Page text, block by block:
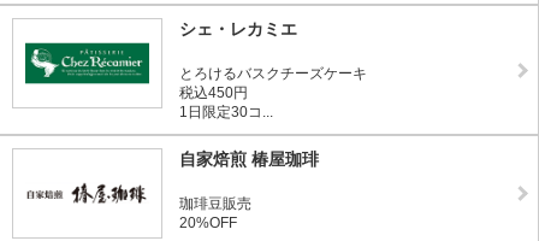
シェ・レカミエ
とろけるバスクチーズケーキ
税込450円
1日限定30コ...
自家焙煎 椿屋珈琲
珈琲豆販売
20%OFF